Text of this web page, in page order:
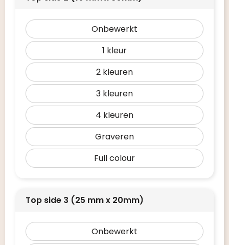
Onbewerkt
1
2
3
4
Graveren
Full colour
Top side 3 (25 mm x 20mm)
Onbewerkt